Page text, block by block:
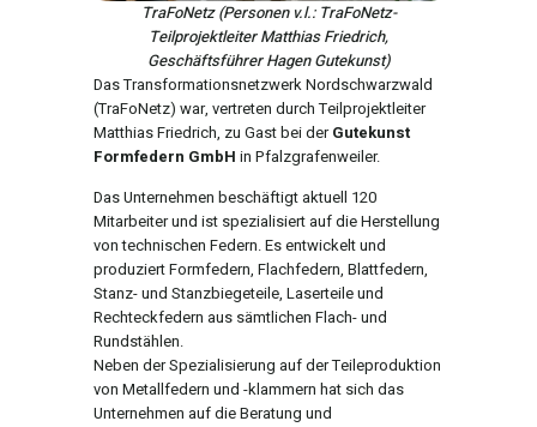
TraFoNetz (Personen v.l.: TraFoNetz-
Teilprojektleiter Matthias Friedrich,
Geschäftsführer Hagen Gutekunst)
Das Transformationsnetzwerk Nordschwarzwald
(TraFoNetz) war, vertreten durch Teilprojektleiter
Matthias Friedrich, zu Gast bei derGutekunst
Formfedern GmbH in Pfalzgrafenweiler.
Das Unternehmen beschäftigt aktuell 120
Mitarbeiter und ist spezialisiert auf die Herstellung
von technischen Federn. Es entwickelt und
produziert Formfedern, Flachfedern, Blattfedern,
Stanz- und Stanzbiegeteile, Laserteile und
Rechteckfedern aus sämtlichen Flach- und
Rundstählen.
Neben der Spezialisierung auf der Teileproduktion
von Metallfedern und -klammern hat sich das
Unternehmen auf die Beratung und